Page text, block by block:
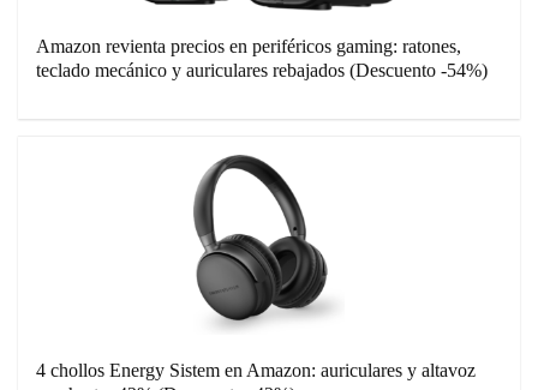
Amazon revienta precios en periféricos gaming: ratones,
teclado mecánico y auriculares rebajados (Descuento -54%)
4 chollos Energy Sistem en Amazon: auriculares y altavoz